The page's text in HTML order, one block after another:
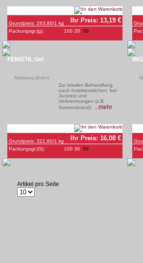
Grundpreis: 263,80/1 kg Ihr Preis: 13,19 €
Packungsgr.(g): 100 20 50
FENISTIL Gel
Abbildung ähnlich
Zur lokalen Behandlung
nach Insektenstichen, bei
Juckreiz und
Verbrennungen (z.B.
Sonnenbrand)
...mehr
Grundpreis: 321,60/1 kg Ihr Preis: 16,08 €
Packungsgr.(G): 100 30 50
Artikel pro Seite